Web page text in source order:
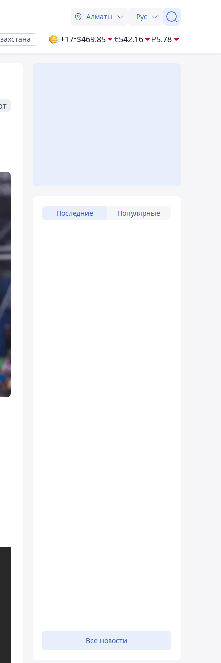
Алматы Рус
+17°$469.85 €542.16 ₽5.78
Последние Популярные
Все новости